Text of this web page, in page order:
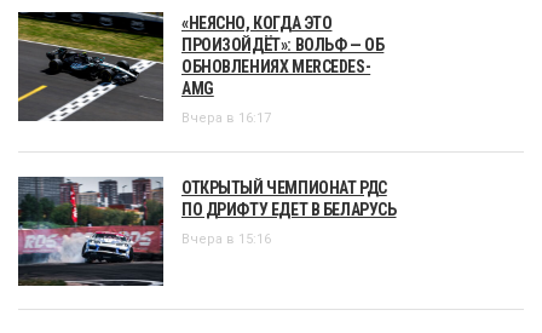
«НЕЯСНО, КОГДА ЭТО
ПРОИЗОЙДЁТ»: ВОЛЬФ — ОБ
ОБНОВЛЕНИЯХ MERCEDES-
AMG
Вчера в 16:17
ОТКРЫТЫЙ ЧЕМПИОНАТ РДС
ПО ДРИФТУ ЕДЕТ В БЕЛАРУСЬ
Вчера в 15:16